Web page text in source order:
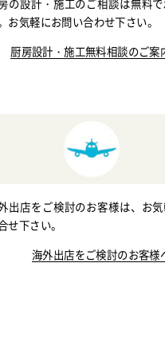
お気軽にお問い合わせ下さい。
厨房設計・施工無料相談のご案
出店をご検討のお客様は、お
せ下さい。
海外出店をご検討のお客様